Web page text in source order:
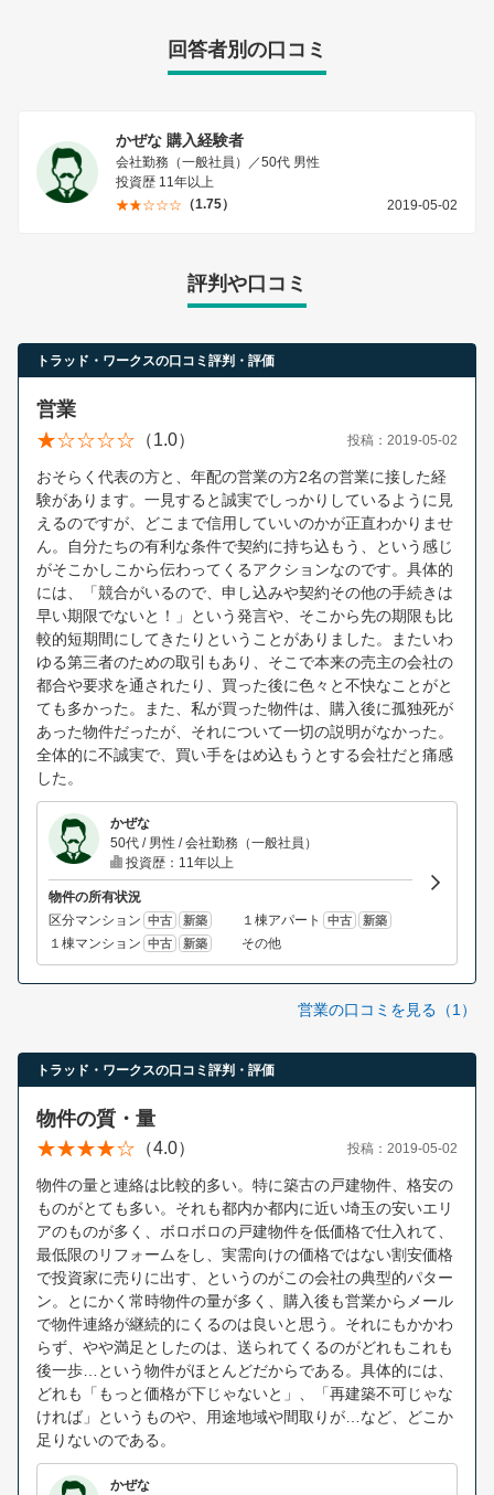
回答者別の口コミ
かぜな 購入経験者
会社勤務（一般社員）／50代 男性
投資歴 11年以上
（1.75）
2019-05-02
評判や口コミ
トラッド・ワークスの口コミ評判・評価
営業
（1.0） 投稿：2019-05-02
おそらく代表の方と、年配の営業の方2名の営業に接した経
験があります。一見すると誠実でしっかりしているように見
えるのですが、どこまで信用していいのかが正直わかりませ
ん。自分たちの有利な条件で契約に持ち込もう、という感じ
がそこかしこから伝わってくるアクションなのです。具体的
には、「競合がいるので、申し込みや契約その他の手続きは
早い期限でないと！」という発言や、そこから先の期限も比
較的短期間にしてきたりということがありました。またいわ
ゆる第三者のための取引もあり、そこで本来の売主の会社の
都合や要求を通されたり、買った後に色々と不快なことがと
ても多かった。また、私が買った物件は、購入後に孤独死が
あった物件だったが、それについて一切の説明がなかった。
全体的に不誠実で、買い手をはめ込もうとする会社だと痛感
した。
かぜな
50代 / 男性 / 会社勤務（一般社員）
投資歴：11年以上
物件の所有状況
区分マンション 中古 新築 １棟アパート 中古 新築
１棟マンション 中古 新築 その他
営業の口コミを見る（1）
トラッド・ワークスの口コミ評判・評価
物件の質・量
（4.0） 投稿：2019-05-02
物件の量と連絡は比較的多い。特に築古の戸建物件、格安の
ものがとても多い。それも都内か都内に近い埼玉の安いエリ
アのものが多く、ボロボロの戸建物件を低価格で仕入れて、
最低限のリフォームをし、実需向けの価格ではない割安価格
で投資家に売りに出す、というのがこの会社の典型的パター
ン。とにかく常時物件の量が多く、購入後も営業からメール
で物件連絡が継続的にくるのは良いと思う。それにもかかわ
らず、やや満足としたのは、送られてくるのがどれもこれも
後一歩…という物件がほとんどだからである。具体的には、
どれも「もっと価格が下じゃないと」、「再建築不可じゃな
ければ」というものや、用途地域や間取りが…など、どこか
足りないのである。
かぜな